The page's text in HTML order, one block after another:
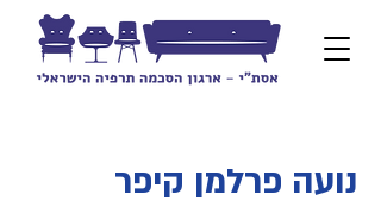
נועה פרלמן קיפר